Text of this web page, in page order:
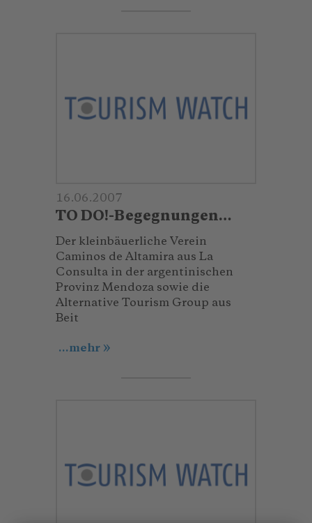
16.06.2007
TO DO!-Begegnungen…
Der kleinbäuerliche Verein
Caminos de Altamira aus La
Consulta in der argentinischen
Provinz Mendoza sowie die
Alternative Tourism Group aus
Beit
...mehr